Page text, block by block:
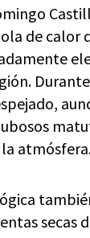
de calor
secas